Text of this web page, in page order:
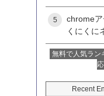
5
chrome
くにくに
無料で人気ラン
Recent